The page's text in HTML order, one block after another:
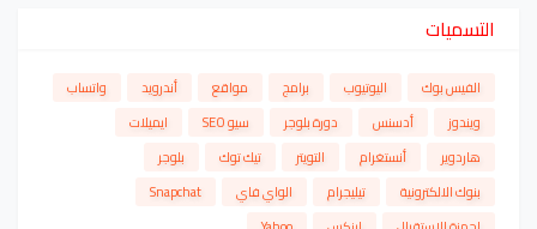
التسميات
الفيس بوك اليوتيوب برامج مواقع أندرويد
واتساب
ويندوز
أدسنس دورة بلوجر سيو SEO
ايميلات
هاردوير
أنستغرام التويتر تيك توك
بلوجر
بنوك الالكترونية
تيليجرام الواي فاي
Snapchat